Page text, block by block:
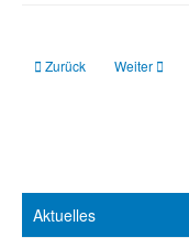
Vorheriger Beitrag:
Zurück Nächster
Weiter
Aktuelles